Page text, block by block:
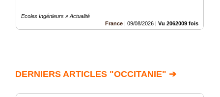
Ecoles Ingénieurs » Actualité
France
09/08/2026 Vu 2062009 fois
DERNIERS ARTICLES "OCCITANIE" ➔